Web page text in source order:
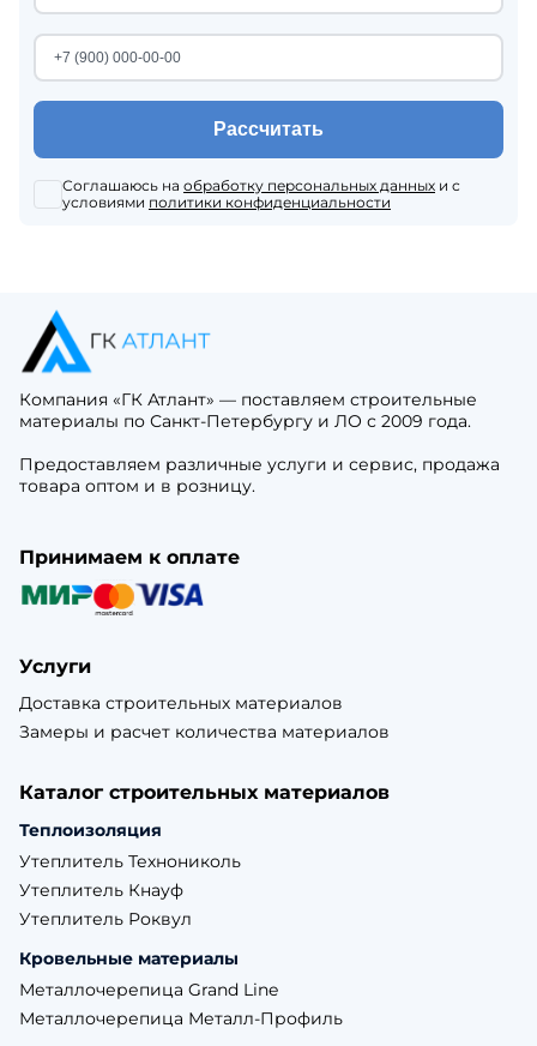
Рассчитать
Соглашаюсь на обработку персональных данных и с
условиями политики конфиденциальности
Компания «ГК Атлант» — поставляем строительные
материалы по Санкт-Петербургу и ЛО с 2009 года.
Предоставляем различные услуги и сервис, продажа
товара оптом и в розницу.
Принимаем к оплате
Услуги
Доставка строительных материалов
Замеры и расчет количества материалов
Каталог строительных материалов
Теплоизоляция
Утеплитель Технониколь
Утеплитель Кнауф
Утеплитель Роквул
Кровельные материалы
Металлочерепица Grand Line
Металлочерепица Металл-Профиль